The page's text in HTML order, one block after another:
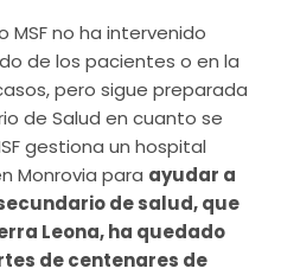
no ha intervenido
de los pacientes o en la
pero sigue preparada
de Salud en cuanto se
gestiona un hospital
Monrovia para ayudar a
de salud, que
Leona, ha quedado
de centenares de